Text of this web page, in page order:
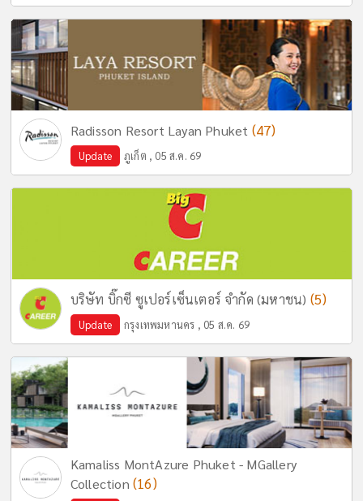
Radisson Resort Layan Phuket (47)
Update ภูเก็ต , 05 ส.ค. 69
บริษัท บิ๊กซี ซูเปอร์เซ็นเตอร์ จำกัด (มหาชน) (5)
Update กรุงเทพมหานคร , 05 ส.ค. 69
Kamaliss MontAzure Phuket - MGallery
Collection (16)